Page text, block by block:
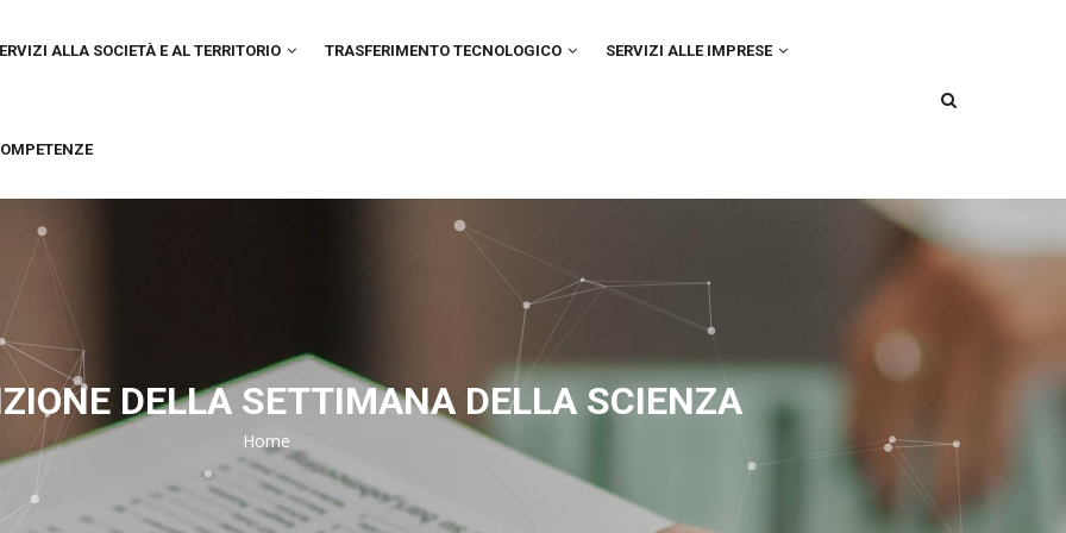
ALLA SOCIETÀ E AL TERRITORIO TRASFERIMENTO TECNOLOGICO SERVIZI ALLE IMPRESE
DELLA SETTIMANA DELLA SCIENZA
Breadcrumb
Home